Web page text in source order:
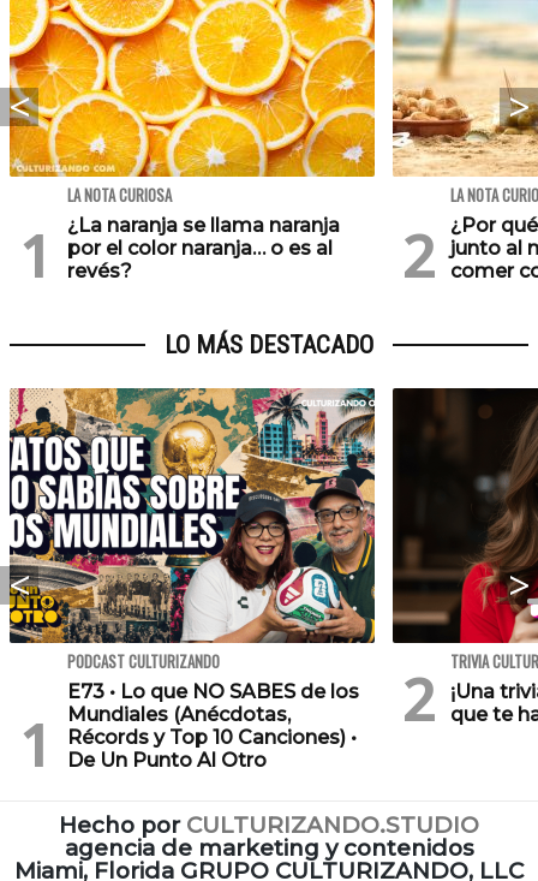
LA NOTA CURIOSA
¿La naranja se llama naranja
por el color naranja… o es al
revés?
LA NOTA
¿Por
junto al
comer
LO MÁS DESTACADO
PODCAST CULTURIZANDO
E73 • Lo que NO SABES de los
Mundiales (Anécdotas,
Récords y Top 10 Canciones) •
De Un Punto Al Otro
TRIVIA
¡Una
que te
Hecho por CULTURIZANDO.STUDIO
agencia de marketing y contenidos
Miami, Florida GRUPO CULTURIZANDO, LLC